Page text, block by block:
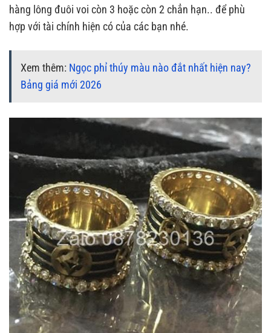
hàng lông đuôi voi còn 3 hoặc còn 2 chẳn hạn.. để phù
hợp với tài chính hiện có của các bạn nhé.
Xem thêm: Ngọc phỉ thúy màu nào đắt nhất hiện nay?
Bảng giá mới 2026